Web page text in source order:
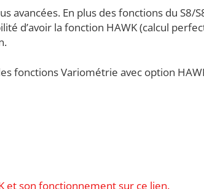
En plus des fonctions du S8/
d’avoir la fonction HAWK (calcul
fonctions Variométrie avec option
et son fonctionnement sur ce lien.